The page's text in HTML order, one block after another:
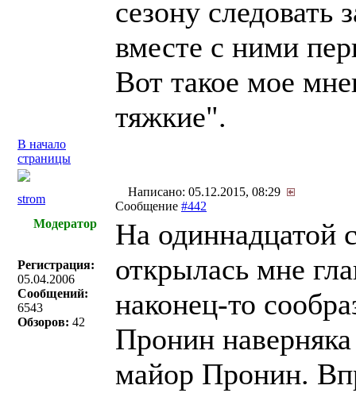
сезону следовать
вместе с ними
Вот такое мое
тяжкие".
В начало
страницы
strom
Написано: 05.12.2015, 08:29
Сообщение #442
Модератор
Регистрация:
05.04.2006
Сообщений:
6543
Обзоров: 42
На одиннадцатой
открылась мне
наконец-то
Пронин
майор Пронин.